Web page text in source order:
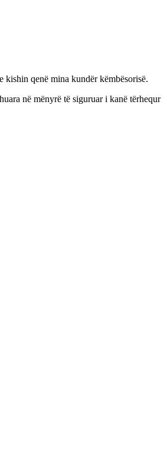
kishin qenë mina kundër këmbësorisë.
në mënyrë të siguruar i kanë tërhequr